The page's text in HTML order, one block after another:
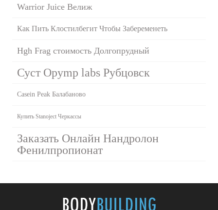
Warrior Juice Велиж
Как Пить Клостилбегит Чтобы Забеременеть
Hgh Frag стоимость Долгопрудный
Суст Opymp labs Рубцовск
Casein Peak Балабаново
Купить Stanoject Черкассы
Заказать Онлайн Нандролон
Фенилпропионат